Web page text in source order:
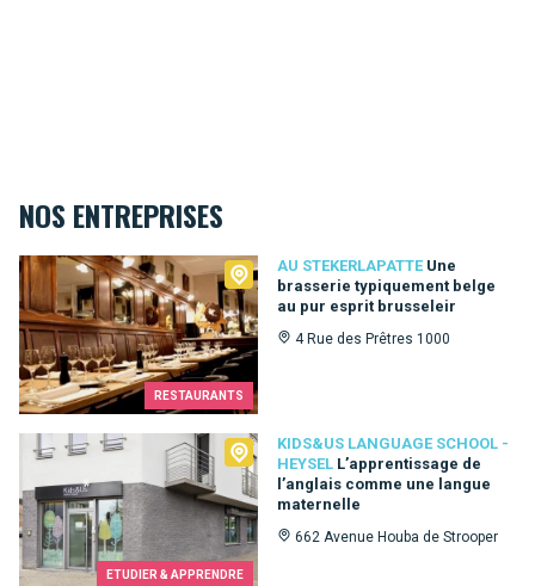
NOS ENTREPRISES
RESTAURANTS
AU STEKERLAPATTE Une
brasserie typiquement belge
au pur esprit brusseleir
4 Rue des Prêtres 1000
Au Stekerlapatte
ETUDIER & APPRENDRE
KIDS&US LANGUAGE SCHOOL -
HEYSEL L’apprentissage de
l’anglais comme une langue
maternelle
662 Avenue Houba de Strooper
Kids&Us language school - Heysel